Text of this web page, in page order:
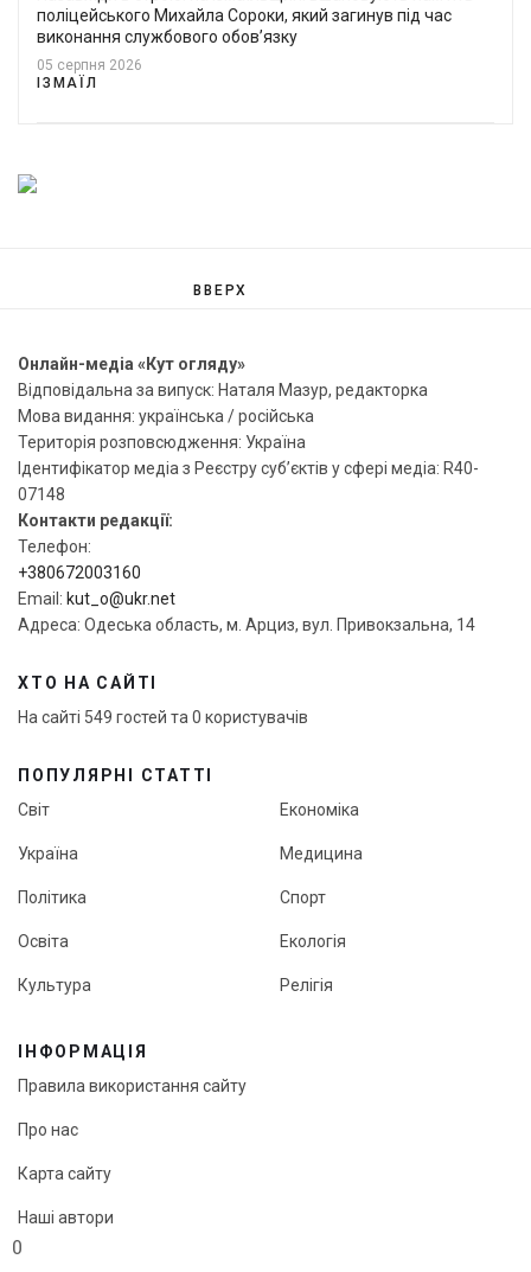
0
поліцейського Михайла Сороки, який загинув під час
виконання службового обов’язку
05 серпня 2026
ІЗМАЇЛ
ВВЕРХ
Онлайн-медіа «Кут огляду»
Відповідальна за випуск: Наталя Мазур, редакторка
Мова видання: українська / російська
Територія розповсюдження: Україна
Ідентифікатор медіа з Реєстру суб’єктів у сфері медіа: R40-
07148
Контакти редакції:
Телефон:
+380672003160
Email: kut_o@ukr.net
Адреса: Одеська область, м. Арциз, вул. Привокзальна, 14
ХТО НА САЙТІ
На сайті 549 гостей та 0 користувачів
ПОПУЛЯРНІ СТАТТІ
Світ
Україна
Політика
Освіта
Культура
Економіка
Медицина
Спорт
Екологія
Релігія
ІНФОРМАЦІЯ
Правила використання сайту
Про нас
Карта сайту
Наші автори